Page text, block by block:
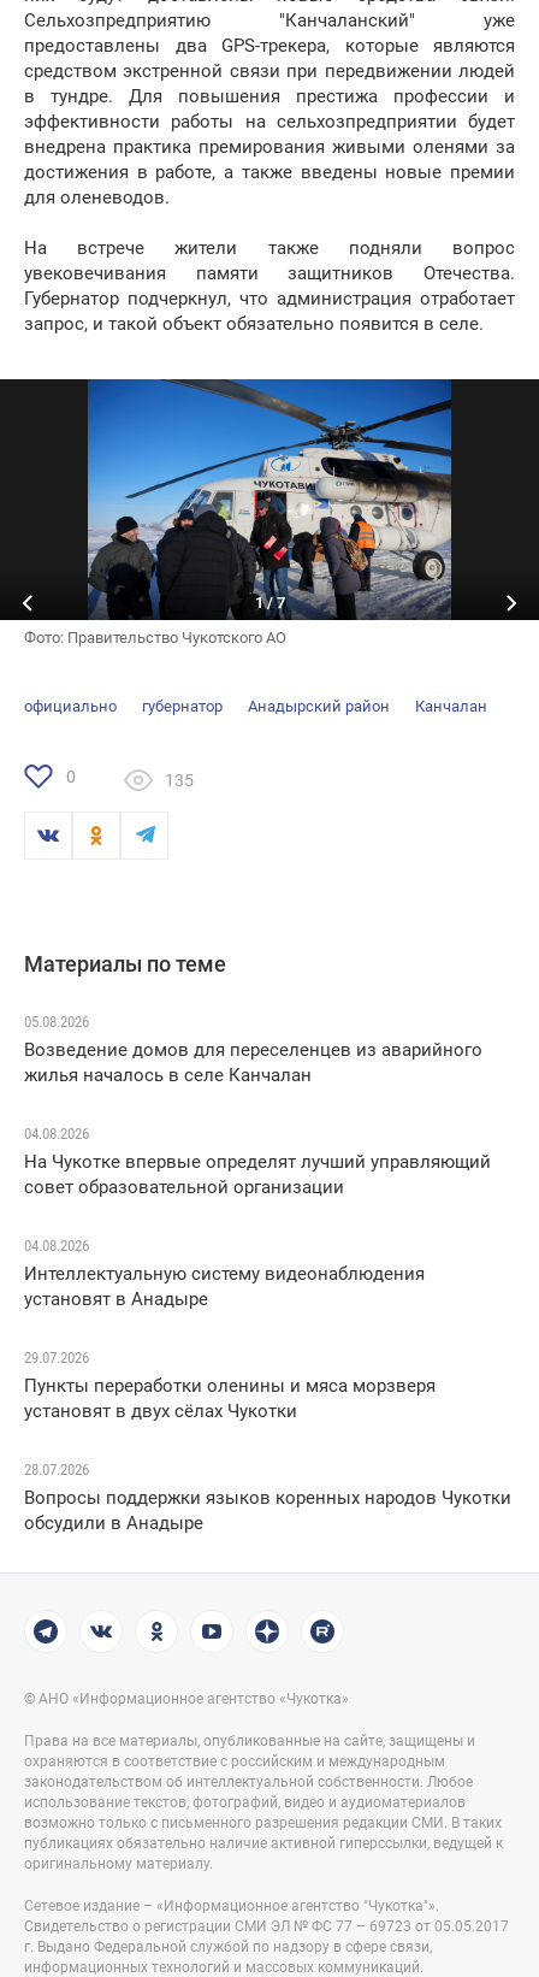
Сельхозпредприятию "Канчаланский" уже
предоставлены два GPS-трекера, которые являются
средством экстренной связи при передвижении людей
в тундре. Для повышения престижа профессии и
эффективности работы на сельхозпредприятии будет
внедрена практика премирования живыми оленями за
достижения в работе, а также введены новые премии
для оленеводов.
На встрече жители также подняли вопрос
увековечивания памяти защитников Отечества.
Губернатор подчеркнул, что администрация отработает
запрос, и такой объект обязательно появится в селе.
Фото: Правительство Чукотского АО
1/7
официально губернатор Анадырский район Канчалан
0 135
Материалы по теме
05.08.2026
Возведение домов для переселенцев из аварийного
жилья началось в селе Канчалан
04.08.2026
На Чукотке впервые определят лучший управляющий
совет образовательной организации
04.08.2026
Интеллектуальную систему видеонаблюдения
установят в Анадыре
29.07.2026
Пункты переработки оленины и мяса морзверя
установят в двух сёлах Чукотки
28.07.2026
Вопросы поддержки языков коренных народов Чукотки
обсудили в Анадыре
© АНО «Информационное агентство «Чукотка»
Права на все материалы, опубликованные на сайте, защищены и
охраняются в соответствие с российским и международным
законодательством об интеллектуальной собственности. Любое
использование текстов, фотографий, видео и аудиоматериалов
возможно только с письменного разрешения редакции СМИ. В таких
публикациях обязательно наличие активной гиперссылки, ведущей к
оригинальному материалу.
Сетевое издание – «Информационное агентство "Чукотка"».
Свидетельство о регистрации СМИ ЭЛ № ФС 77 – 69723 от 05.05.2017
г. Выдано Федеральной службой по надзору в сфере связи,
информационных технологий и массовых коммуникаций.